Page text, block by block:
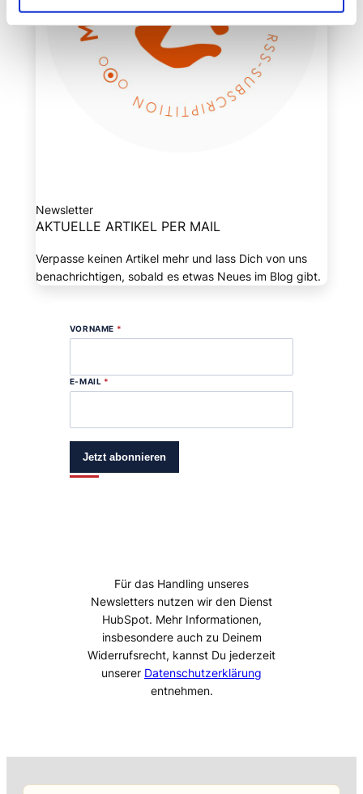
Newsletter
AKTUELLE ARTIKEL PER MAIL
Verpasse keinen Artikel mehr und lass Dich von uns
benachrichtigen, sobald es etwas Neues im Blog gibt.
VORNAME *
E-MAIL *
Jetzt abonnieren
Für das Handling unseres
Newsletters nutzen wir den Dienst
HubSpot. Mehr Informationen,
insbesondere auch zu Deinem
Widerrufsrecht, kannst Du jederzeit
unserer Datenschutzerklärung
entnehmen.